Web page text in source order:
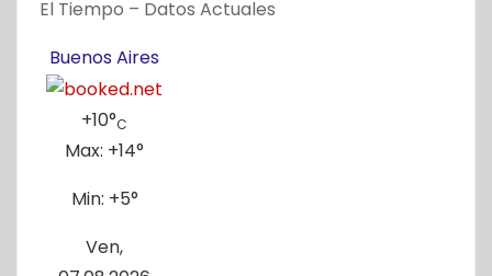
El Tiempo – Datos Actuales
Buenos Aires
+10°C
Max: +14°
Min: +5°
Ven,